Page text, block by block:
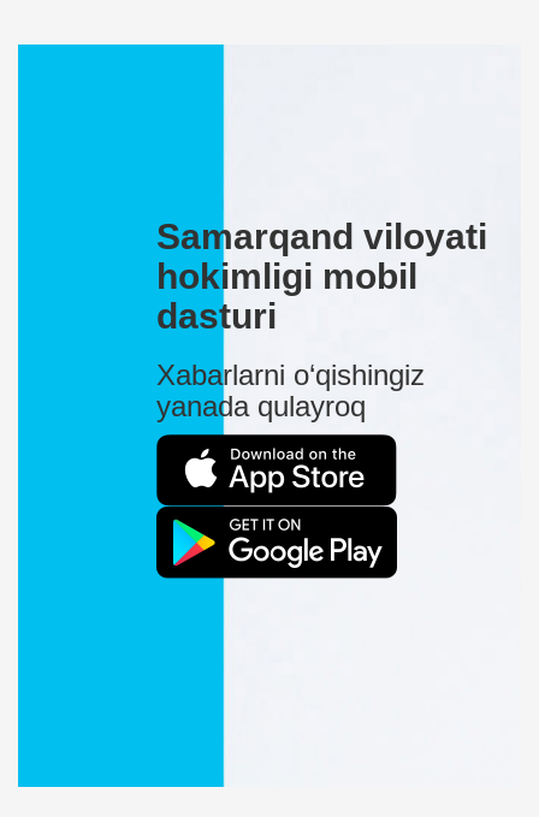
Samarqand viloyati
hokimligi mobil
dasturi
Xabarlarni o‘qishingiz
yanada qulayroq